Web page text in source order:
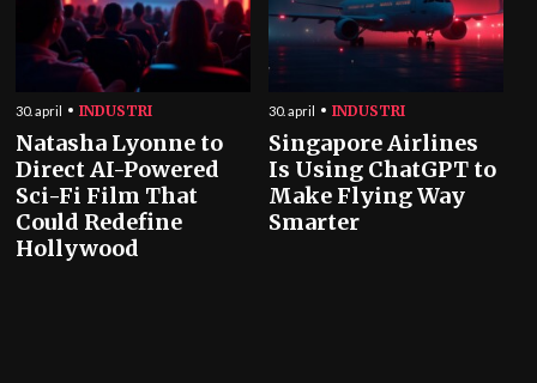
30. april INDUSTRI
Natasha Lyonne to
Direct AI-Powered
Sci-Fi Film That
Could Redefine
Hollywood
30. april INDUSTRI
Singapore Airlines
Is Using ChatGPT to
Make Flying Way
Smarter